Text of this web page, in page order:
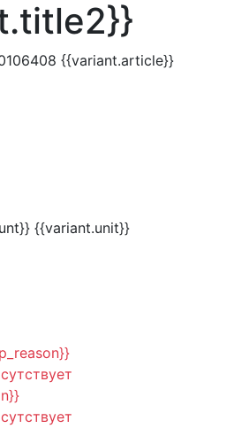
{{variant.article}}
{{variant.unit}}